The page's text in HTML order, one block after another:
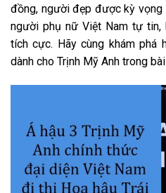
đồng, người đẹp được kỳ vọng
người phụ nữ Việt Nam tự
tích cực. Hãy cùng khám phá
dành cho Trịnh Mỹ Anh trong